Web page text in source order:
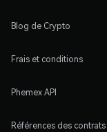
Blog de Crypto
Frais et conditions
Phemex API
Références des contrats